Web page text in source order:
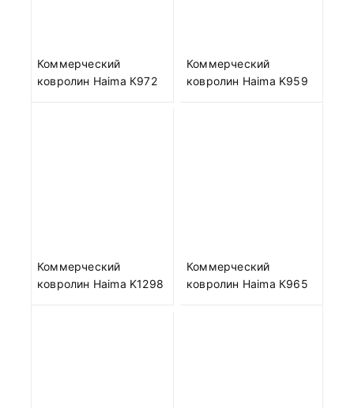
Коммерческий
ковролин Haima К972
Коммерческий
ковролин Haima K959
Коммерческий
ковролин Haima K1298
Коммерческий
ковролин Haima К965